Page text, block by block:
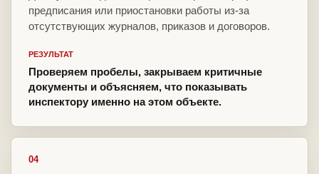
предписания или приостановки работы из-за
отсутствующих журналов, приказов и договоров.
РЕЗУЛЬТАТ
Проверяем пробелы, закрываем критичные
документы и объясняем, что показывать
инспектору именно на этом объекте.
04